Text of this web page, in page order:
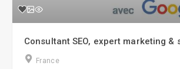
Consultant SEO, expert marketing &
France